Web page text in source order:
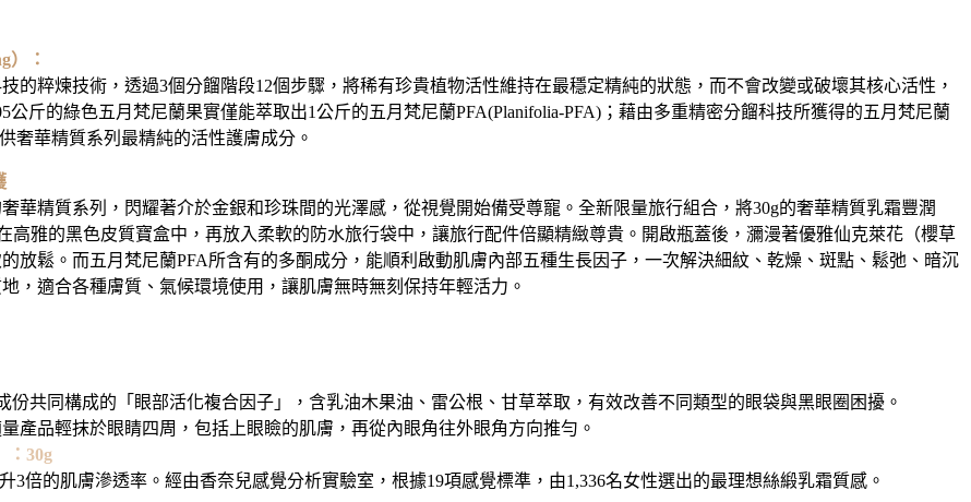
）：
粹煉技術，透過3個分餾階段12個步驟，將稀有珍貴植物活性維持在最穩定精純的狀態，而不會改變或破壞其核心活性，
斤的綠色五月梵尼蘭果實僅能萃取出1公斤的五月梵尼蘭PFA(Planifolia-PFA)；藉由多重精密分餾科技所獲得的五月梵尼蘭
奢華精質系列最精純的活性護膚成分。
精質系列，閃耀著介於金銀和珍珠間的光澤感，從視覺開始備受尊寵。全新限量旅行組合，將30g的奢華精質乳霜豐潤
高雅的黑色皮質寶盒中，再放入柔軟的防水旅行袋中，讓旅行配件倍顯精緻尊貴。開啟瓶蓋後，瀰漫著優雅仙克萊花（櫻草
放鬆。而五月梵尼蘭PFA所含有的多酮成分，能順利啟動肌膚內部五種生長因子，一次解決細紋、乾燥、斑點、鬆弛、暗沉
，適合各種膚質、氣候環境使用，讓肌膚無時無刻保持年輕活力。
份共同構成的「眼部活化複合因子」，含乳油木果油、雷公根、甘草萃取，有效改善不同類型的眼袋與黑眼圈困擾。
產品輕抹於眼睛四周，包括上眼瞼的肌膚，再從內眼角往外眼角方向推勻。
：30g
3倍的肌膚滲透率。經由香奈兒感覺分析實驗室，根據19項感覺標準，由1,336名女性選出的最理想絲緞乳霜質感。